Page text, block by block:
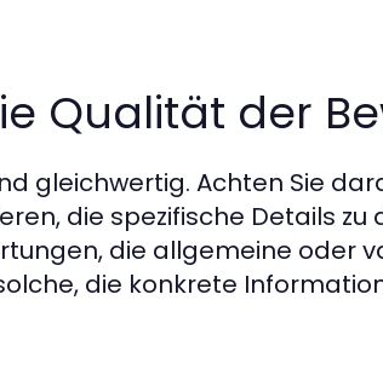
Qualität der
gleichwertig. Achten Sie
die spezifische Details zu
die allgemeine oder
die konkrete